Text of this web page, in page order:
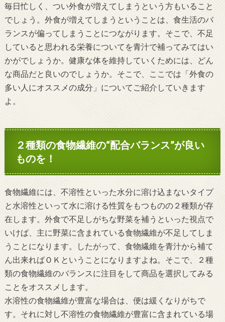
毎日忙しく、つい外食が増えてしまうという方もいること
でしょう。外食が増えてしまうということは、食生活のバ
ランスが偏ってしまうことにつながります。そこで、不足
していると思われる栄養についてを青汁で補ってみてはい
かがでしょうか。健康な体を維持していくためには、どん
な商品だと良いのでしょうか。そこで、ここでは「外食の
多い人にオススメの成分」についてご紹介していきます
よ。
２種類の食物繊維の“配合バランス”が良い
ものを！
食物繊維には、不溶性といった水分に溶け込まないタイプ
と水溶性といって水に溶ける性質をもつものの２種類が存
在します。外食で不足しがちな野菜を補うといった視点で
いけば、主に野菜に含まれている食物繊維が不足してしま
うことになります。したがって、食物繊維を青汁から補て
ん出来ればＯＫということになりますよね。そこで、２種
類の食物繊維のバランスに注目をして商品を選択してみる
ことをオススメします。
水溶性の食物繊維が豊富な場合は、便は緩くなりがちで
す。それに対し不溶性の食物繊維が豊富に含まれている場